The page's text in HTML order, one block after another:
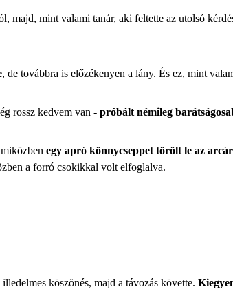
majd, mint valami tanár, aki feltette az utolsó
, de továbbra is előzékenyen a lány. És ez, mint
rossz kedvem van - próbált némileg
egy apró könnycseppet törölt le az
a forró csokikkal volt elfoglalva.
köszönés, majd a távozás követte.